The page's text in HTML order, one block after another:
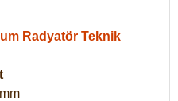
Radyatör Teknik